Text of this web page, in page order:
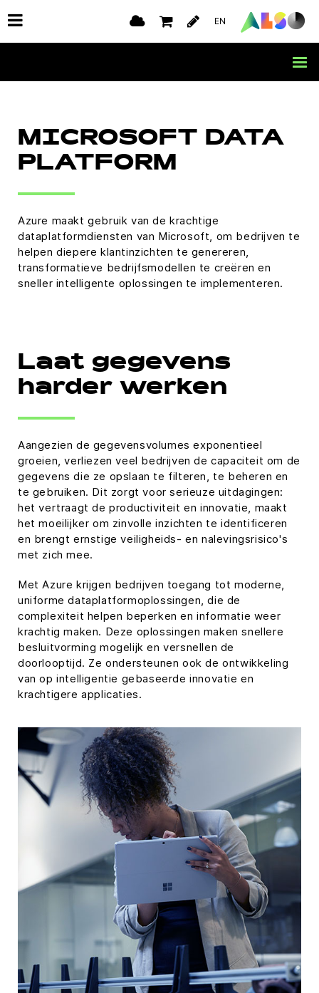
EN
MICROSOFT DATA
PLATFORM
Azure maakt gebruik van de krachtige
dataplatformdiensten van Microsoft, om bedrijven te
helpen diepere klantinzichten te genereren,
transformatieve bedrijfsmodellen te creëren en
sneller intelligente oplossingen te implementeren.
Laat gegevens
harder werken
Aangezien de gegevensvolumes exponentieel
groeien, verliezen veel bedrijven de capaciteit om de
gegevens die ze opslaan te filteren, te beheren en
te gebruiken. Dit zorgt voor serieuze uitdagingen:
het vertraagt de productiviteit en innovatie, maakt
het moeilijker om zinvolle inzichten te identificeren
en brengt ernstige veiligheids- en nalevingsrisico's
met zich mee.
Met Azure krijgen bedrijven toegang tot moderne,
uniforme dataplatformoplossingen, die de
complexiteit helpen beperken en informatie weer
krachtig maken. Deze oplossingen maken snellere
besluitvorming mogelijk en versnellen de
doorlooptijd. Ze ondersteunen ook de ontwikkeling
van op intelligentie gebaseerde innovatie en
krachtigere applicaties.